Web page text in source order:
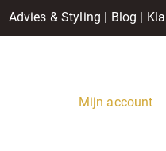
Advies & Styling | Blog |
Mijn account